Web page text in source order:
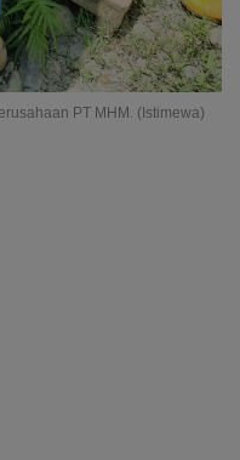
PT MHM. (Istimewa)